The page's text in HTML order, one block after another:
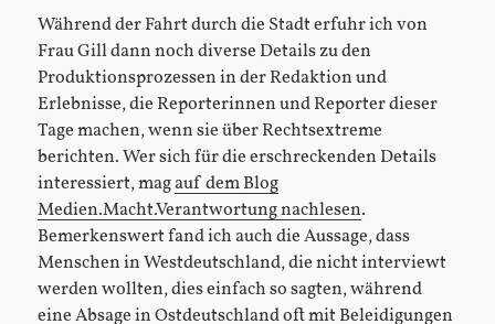
Während der Fahrt durch die Stadt erfuhr ich von
Frau Gill dann noch diverse Details zu den
Produktionsprozessen in der Redaktion und
Erlebnisse, die Reporterinnen und Reporter dieser
Tage machen, wenn sie über Rechtsextreme
berichten. Wer sich für die erschreckenden Details
interessiert, magauf dem Blog
Medien.Macht.Verantwortung nachlesen.
Bemerkenswert fand ich auch die Aussage, dass
Menschen in Westdeutschland, die nicht interviewt
werden wollten, dies einfach so sagten, während
eine Absage in Ostdeutschland oft mit Beleidigungen